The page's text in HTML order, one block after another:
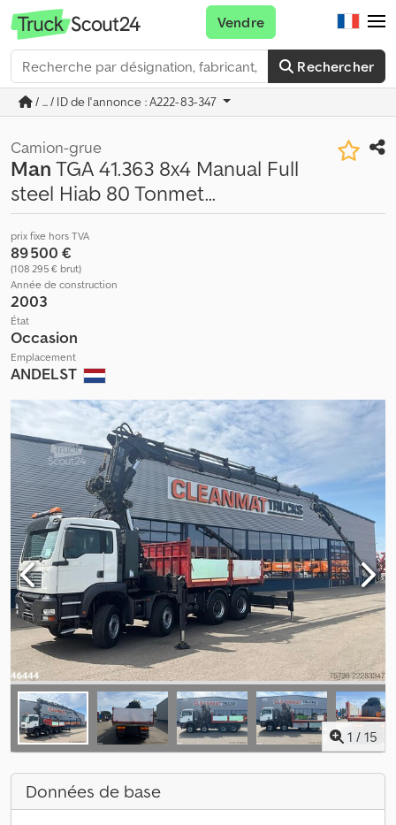
Rechercher
Vendre
/ ... / ID de l'annonce : A222-83-347
Camion-grue
ManTGA 41.363 8x4 Manual Full
steel Hiab 80 Tonmet...
prix fixe hors TVA
89 500 €
(108 295 € brut)
Année de construction
2003
État
Occasion
Emplacement
ANDELST
1 / 15
Données de base